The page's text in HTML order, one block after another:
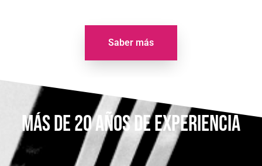
Saber más
MÁS DE 20 AÑOS DE EXPERIENCIA